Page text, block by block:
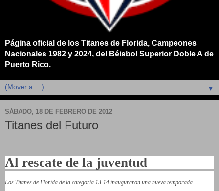
Página oficial de los Titanes de Florida, Campeones
Nacionales 1982 y 2024, del Béisbol Superior Doble A de
Puerto Rico.
▼
SÁBADO, 18 DE FEBRERO DE 2012
Titanes del Futuro
Al rescate de la juventud
Los Titanes de Florida de la categoría 13-14 inauguraron una nueva temporada